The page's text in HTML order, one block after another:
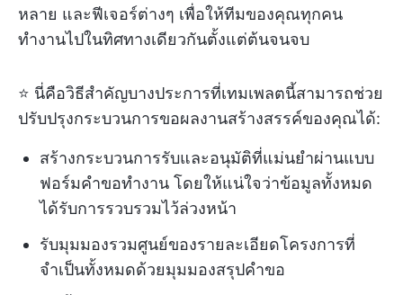
หลาย และฟีเจอร์ต่างๆ เพื่อให้ทีมของคุณทุกคน
ทำงานไปในทิศทางเดียวกันตั้งแต่ต้นจนจบ
⭐ นี่คือวิธีสำคัญบางประการที่เทมเพลตนี้สามารถช่วย
ปรับปรุงกระบวนการขอผลงานสร้างสรรค์ของคุณได้:
สร้างกระบวนการรับและอนุมัติที่แม่นยำผ่านแบบ
ฟอร์มคำขอทำงาน โดยให้แน่ใจว่าข้อมูลทั้งหมด
ได้รับการรวบรวมไว้ล่วงหน้า
รับมุมมองรวมศูนย์ของรายละเอียดโครงการที่
จำเป็นทั้งหมดด้วยมุมมองสรุปคำขอ